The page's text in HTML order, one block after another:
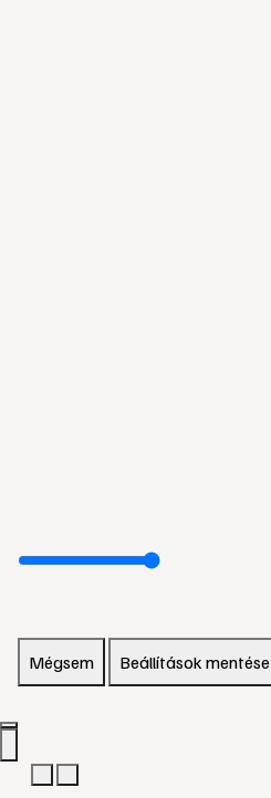
Mégsem Beállítások mentése